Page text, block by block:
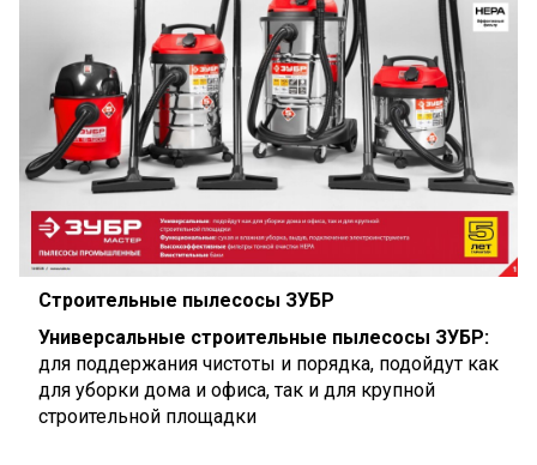
Строительные пылесосы ЗУБР
Универсальные строительные пылесосы ЗУБР:
для поддержания чистоты и порядка, подойдут как
для уборки дома и офиса, так и для крупной
строительной площадки